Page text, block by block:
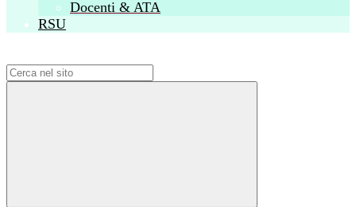
Docenti & ATA
RSU